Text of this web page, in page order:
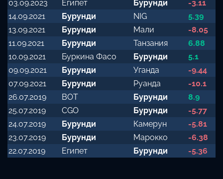
03.09.2023
Египет Бурунди
-3.11
14.09.2021
Бурунди NIG
5.39
13.09.2021
Бурунди Мали
-8.05
11.09.2021
Бурунди Танзания
6.88
10.09.2021
Буркина Фасо Бурунди
5.1
09.09.2021
Бурунди Уганда
-9.44
07.09.2021
Бурунди Руанда
-10.1
26.07.2019
BOT Бурунди
8.9
25.07.2019
CGO Бурунди
-5.77
24.07.2019
Бурунди Камерун
-5.81
23.07.2019
Бурунди Марокко
-6.38
22.07.2019
Египет Бурунди -5.36